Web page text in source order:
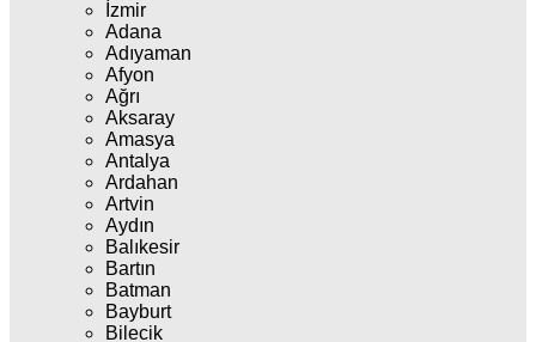
İzmir
Adana
Adıyaman
Afyon
Ağrı
Aksaray
Amasya
Antalya
Ardahan
Artvin
Aydın
Balıkesir
Bartın
Batman
Bayburt
Bilecik